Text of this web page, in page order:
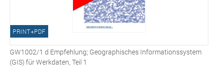
PRINT+PDF
GW1002/1 d Empfehlung; Geographisches Informationssystem
(GIS) für Werkdaten, Teil 1